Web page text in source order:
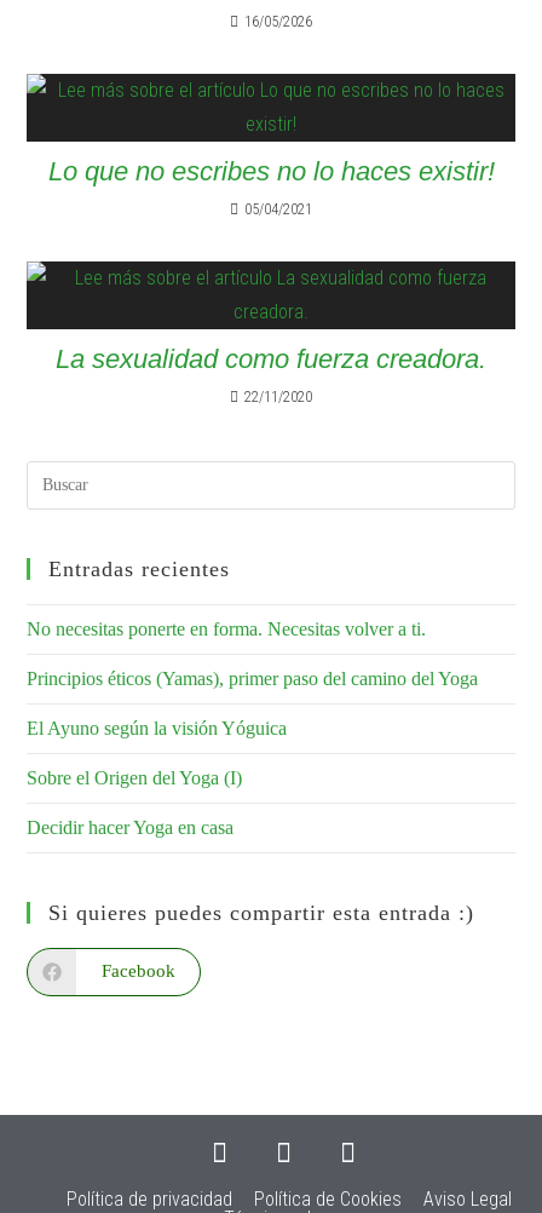
16/05/2026
Lo que no escribes no lo haces existir!
05/04/2021
La sexualidad como fuerza creadora.
22/11/2020
Entradas recientes
No necesitas ponerte en forma. Necesitas volver a ti.
Principios éticos (Yamas), primer paso del camino del Yoga
El Ayuno según la visión Yóguica
Sobre el Origen del Yoga (I)
Decidir hacer Yoga en casa
Si quieres puedes compartir esta entrada :)
Facebook
Política de privacidad Política de Cookies
Aviso Legal